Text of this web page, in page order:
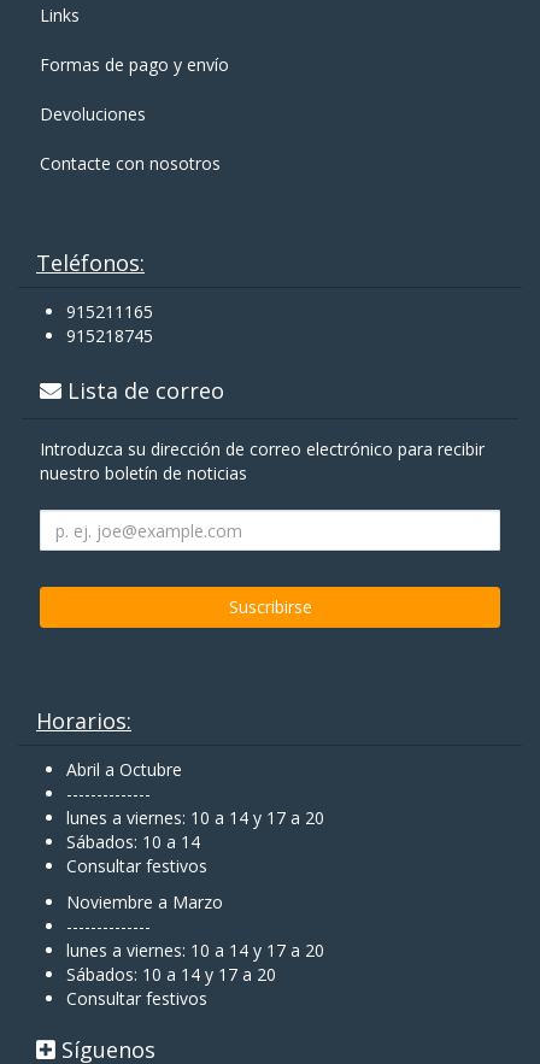
Links
Formas de pago y enví­o
Devoluciones
Contacte con nosotros
Teléfonos:
915211165
915218745
Lista de correo
Introduzca su dirección de correo electrónico para recibir
nuestro boletín de noticias
Horarios:
Abril a Octubre
--------------
lunes a viernes: 10 a 14 y 17 a 20
Sábados: 10 a 14
Consultar festivos
Noviembre a Marzo
--------------
lunes a viernes: 10 a 14 y 17 a 20
Sábados: 10 a 14 y 17 a 20
Consultar festivos
Síguenos